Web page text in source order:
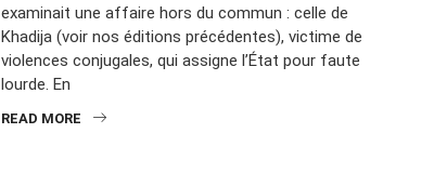
examinait une affaire hors du commun : celle de
Khadija (voir nos éditions précédentes), victime de
violences conjugales, qui assigne l’État pour faute
lourde. En
READ MORE